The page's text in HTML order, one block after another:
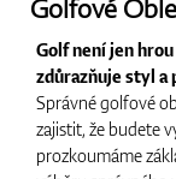
Golfové
Golf není jen
zdůrazňuje styl a
Správné golfové
zajistit, že budete
prozkoumáme